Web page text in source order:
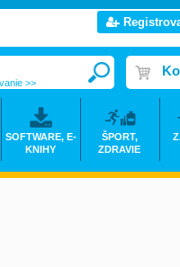
>>
SOFTWARE, E-
KNIHY
ŠPORT,
ZDRAVIE